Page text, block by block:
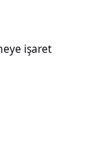
işaret